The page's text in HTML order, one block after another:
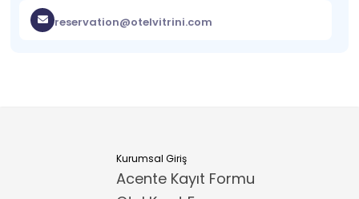
reservation@otelvitrini.com
Kurumsal Giriş
Acente Kayıt Formu